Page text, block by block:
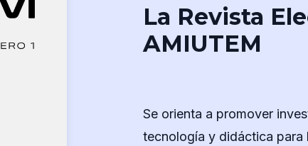
La Revista
AMIUTEM
Se orienta a promover
tecnología y didáctica para